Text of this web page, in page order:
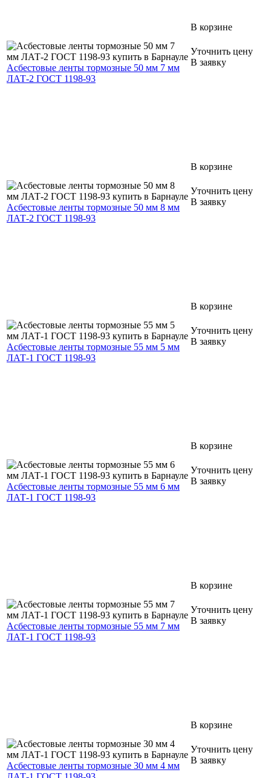
В корзине
Асбестовые ленты тормозные 50 мм 7 мм
ЛАТ-2 ГОСТ 1198-93
Уточнить цену
В заявку
В корзине
Асбестовые ленты тормозные 50 мм 8 мм
ЛАТ-2 ГОСТ 1198-93
Уточнить цену
В заявку
В корзине
Асбестовые ленты тормозные 55 мм 5 мм
ЛАТ-1 ГОСТ 1198-93
Уточнить цену
В заявку
В корзине
Асбестовые ленты тормозные 55 мм 6 мм
ЛАТ-1 ГОСТ 1198-93
Уточнить цену
В заявку
В корзине
Асбестовые ленты тормозные 55 мм 7 мм
ЛАТ-1 ГОСТ 1198-93
Уточнить цену
В заявку
В корзине
Асбестовые ленты тормозные 30 мм 4 мм
Уточнить цену
В заявку